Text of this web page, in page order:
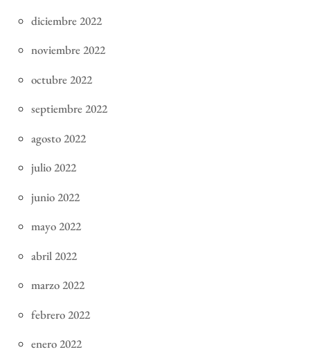
diciembre 2022
noviembre 2022
octubre 2022
septiembre 2022
agosto 2022
julio 2022
junio 2022
mayo 2022
abril 2022
marzo 2022
febrero 2022
enero 2022